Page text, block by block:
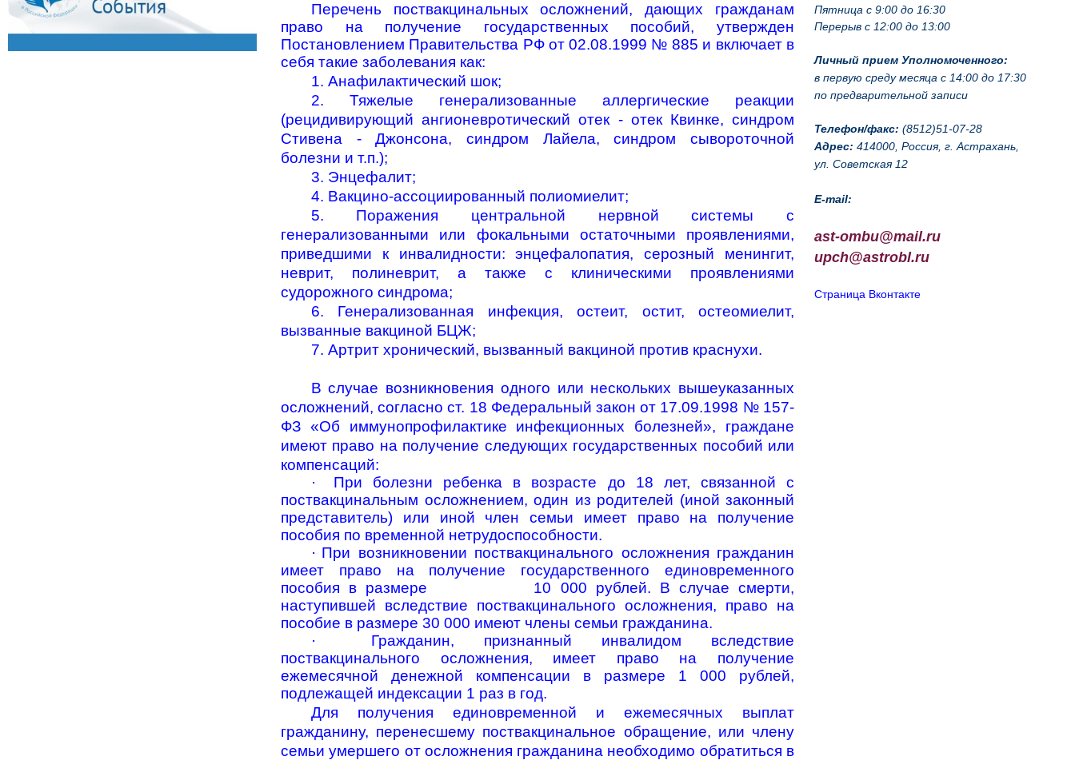
Пятница с 9:00 до 16:30
Перерыв с 12:00 до 13:00
Личный прием Уполномоченного:
в первую среду месяца с 14:00 до 17:30
по предварительной записи
Телефон/факс: (8512)51-07-28
Адрес: 414000, Россия, г. Астрахань,
ул. Советская 12
E-mail:
ast-ombu@mail.ru
upch@astrobl.ru
Страница Вконтакте
Перечень поствакцинальных осложнений,дающих гражданам
право на получение государственных пособий, утвержден
Постановлением Правительства РФ от 02.08.1999 № 885 и включает в
себя такие заболевания как:
1. Анафилактический шок;
2. Тяжелые генерализованные аллергические реакции
(рецидивирующий ангионевротический отек - отек Квинке, синдром
Стивена - Джонсона, синдром Лайела, синдром сывороточной
болезни и т.п.);
3. Энцефалит;
4. Вакцино-ассоциированный полиомиелит;
5. Поражения центральной нервной системы с
генерализованными или фокальными остаточными проявлениями,
приведшими к инвалидности: энцефалопатия, серозный менингит,
неврит, полиневрит, а также с клиническими проявлениями
судорожного синдрома;
6. Генерализованная инфекция, остеит, остит, остеомиелит,
вызванные вакциной БЦЖ;
7. Артрит хронический, вызванный вакциной против краснухи.
В случае возникновения одного или нескольких вышеуказанных
осложнений, согласно ст. 18 Федеральный закон от 17.09.1998 № 157-
ФЗ «Об иммунопрофилактике инфекционных болезней», граждане
имеют право на получение следующих государственных пособий или
компенсаций:
·
При болезни ребенка в возрасте до 18 лет, связанной с
поствакцинальным осложнением, один из родителей (иной законный
представитель) или иной член семьи имеет право на получение
пособия по временной нетрудоспособности.
· При возникновении поствакцинального осложнения гражданин
имеет право на получение государственного единовременного
пособия в размере 10 000 рублей. В случае смерти,
наступившей вследствие поствакцинального осложнения, право на
пособие в размере 30 000 имеют члены семьи гражданина.
·
Гражданин, признанный инвалидом вследствие
поствакцинального осложнения, имеет право на получение
ежемесячной денежной компенсации в размере 1 000 рублей,
подлежащей индексации 1 раз в год.
Для получения единовременной и ежемесячных выплат
гражданину, перенесшему поствакцинальное обращение, или члену
семьи умершего от осложнения гражданина необходимо обратиться в